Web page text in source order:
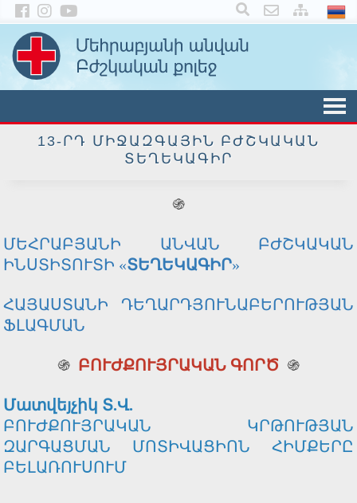
×
13-ՐԴ ՄԻՋԱԶԳԱՅԻՆ ԲԺՇԿԱԿԱՆ
ՏԵՂԵԿԱԳԻՐ
֍
ՄԵՀՐԱԲՅԱՆԻ ԱՆՎԱՆ ԲԺՇԿԱԿԱՆ
ԻՆՍՏԻՏՈՒՏԻ «ՏԵՂԵԿԱԳԻՐ»
ՀԱՅԱՍՏԱՆԻ ԴԵՂԱՐԴՅՈՒՆԱԲԵՐՈՒԹՅԱՆ
ՖԼԱԳՄԱՆ
֍ ԲՈՒԺՔՈՒՅՐԱԿԱՆ ԳՈՐԾ ֍
Մատվեյչիկ Տ.Վ.
ԲՈՒԺՔՈՒՅՐԱԿԱՆ ԿՐԹՈՒԹՅԱՆ
ԶԱՐԳԱՑՄԱՆ ՄՈՏԻՎԱՑԻՈՆ ՀԻՄՔԵՐԸ
ԲԵԼԱՌՈՒՍՈՒՄ